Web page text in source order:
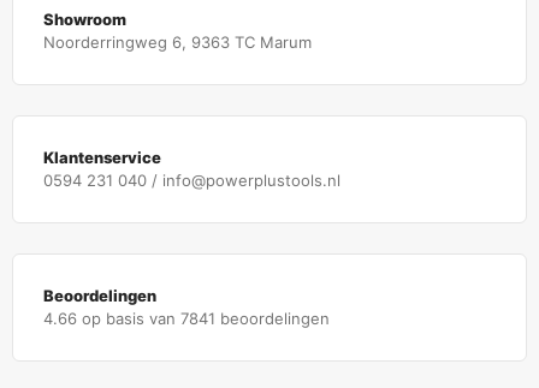
Showroom
Noorderringweg 6, 9363 TC Marum
Klantenservice
0594 231 040 / info@powerplustools.nl
Beoordelingen
4.66 op basis van 7841 beoordelingen